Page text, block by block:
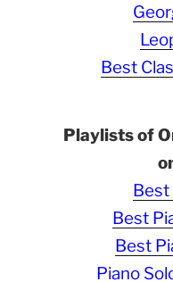
Best
Playlists of
Best
Best
Best
Piano